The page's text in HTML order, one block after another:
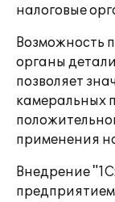
налоговые
Возможность
органы
позволяет
камеральных
применения
Внедрение